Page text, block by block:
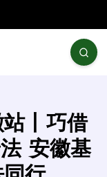
丨巧借
安徽基